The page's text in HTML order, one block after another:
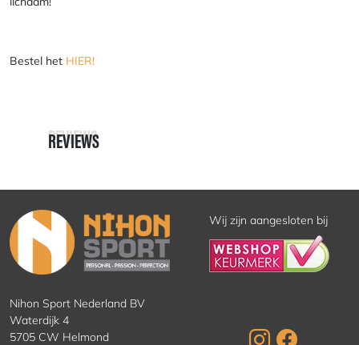
Bestel het HIER!
REVIEWS
REVIEWS
Wij zijn aangesloten bij
Nihon Sport Nederland BV
Waterdijk 4
5705 CW Helmond